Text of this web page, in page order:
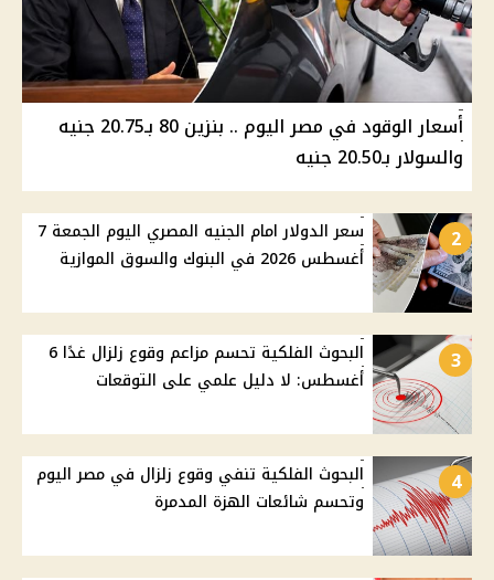
أسعار الوقود في مصر اليوم .. بنزين 80 بـ20.75 جنيه
والسولار بـ20.50 جنيه
2
سعر الدولار امام الجنيه المصري اليوم الجمعة 7
أغسطس 2026 في البنوك والسوق الموازية
3
البحوث الفلكية تحسم مزاعم وقوع زلزال غدًا 6
أغسطس: لا دليل علمي على التوقعات
4
البحوث الفلكية تنفي وقوع زلزال في مصر اليوم
وتحسم شائعات الهزة المدمرة